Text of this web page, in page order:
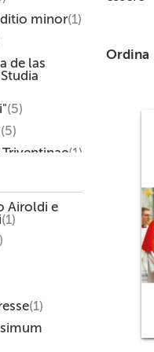
minor(1)
de las
(5)
(5)
(1)
Airoldi e
(1)
(1)
Ordina